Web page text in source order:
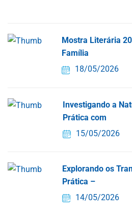
Mostra Literária
Família
18/05/2026
Investigando a
Prática com
15/05/2026
Explorando os
Prática –
14/05/2026